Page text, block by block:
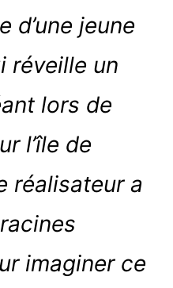
d’une jeune
réveille un
lors de
l’île de
réalisateur a
imaginer ce